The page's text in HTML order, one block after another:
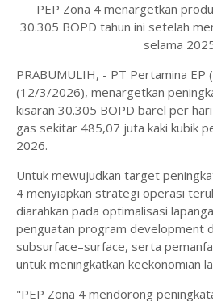
PEP Zona 4 menargetkan
30.305 BOPD tahun ini setelah
selama
PRABUMULIH, - PT Pertamina EP
(12/3/2026), menargetkan
kisaran 30.305 BOPD barel per
gas sekitar 485,07 juta kaki kubik
2026.
Untuk mewujudkan target
4 menyiapkan strategi operasi
diarahkan pada optimalisasi
penguatan program development
subsurface–surface, serta
untuk meningkatkan keekonomian
"PEP Zona 4 mendorong